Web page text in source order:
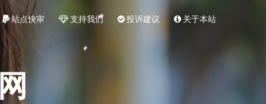
站点快审 支持我们 投诉建议 关于本站